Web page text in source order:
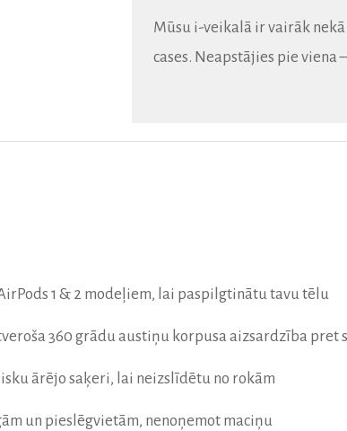
Mūsu i-veikalā ir vairāk
cases. Neapstājies pie viena
1 & 2 modeļiem, lai paspilgtinātu tavu tēlu
360 grādu austiņu korpusa aizsardzība pret
ārējo saķeri, lai neizslīdētu no rokām
un pieslēgvietām, nenoņemot maciņu